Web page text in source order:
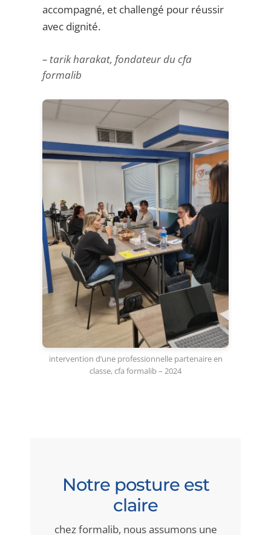
accompagné, et challengé pour réussir
avec dignité.
– tarik harakat, fondateur du cfa
formalib
intervention d’une professionnelle partenaire en
classe, cfa formalib – 2024
Notre posture est
claire
chez formalib, nous assumons une